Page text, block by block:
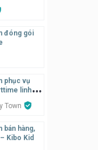
đóng gói
phục vụ
linh
Town
bán hàng,
Kibo Kid